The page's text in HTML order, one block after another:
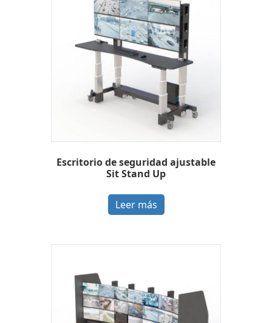
Escritorio de seguridad ajustable
Sit Stand Up
Leer más